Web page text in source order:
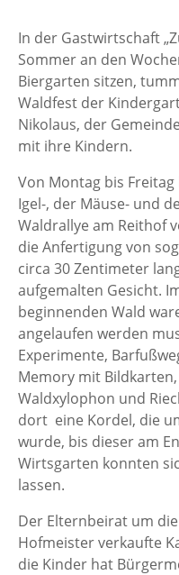
In der Gastwirtschaft
Sommer an den
Biergarten sitzen,
Waldfest der
Nikolaus, der
mit ihre Kindern.
Von Montag bis
Igel-, der Mäuse- und
Waldrallye am Reithof
die Anfertigung von
circa 30 Zentimeter
aufgemalten Gesicht.
beginnenden Wald
angelaufen werden
Experimente,
Memory mit
Waldxylophon und
dort eine Kordel, die
wurde, bis dieser am
Wirtsgarten konnten
lassen.
Der Elternbeirat um
Hofmeister verkaufte
die Kinder hat